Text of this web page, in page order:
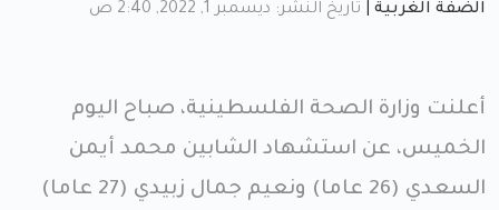
الضفة الغربية تاريخ النشر: ديسمبر 1, 2022, 2:40 ص
أعلنت وزارة الصحة الفلسطينية، صباح اليوم
الخميس، عن استشهاد الشابين محمد أيمن
السعدي (26 عاما) ونعيم جمال زبيدي (27 عاما)